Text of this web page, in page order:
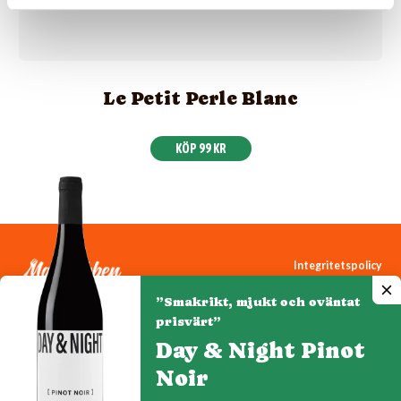
Le Petit Perle Blanc
KÖP 99 KR
Integritetspolicy
Cookiepolicy
Denna webbplats drivs av Vinklubben i Norden AB
”Smakrikt, mjukt och oväntat
prisvärt”
Day & Night Pinot
Noir